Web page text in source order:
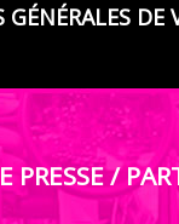
DE
PRESSE /